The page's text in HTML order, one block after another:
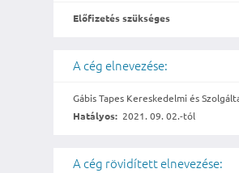
Előfizetés szükséges
A cég elnevezése:
Gábis Tapes Kereskedelmi és
Hatályos: 2021. 09. 02.-tól
A cég rövidített elnevezése: